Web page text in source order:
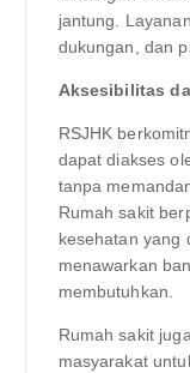
jantung.
dukungan, dan
Aksesibilitas
RSJHK
dapat diakses
tanpa
Rumah sakit
kesehatan yang
menawarkan
membutuhkan.
Rumah sakit
masyarakat